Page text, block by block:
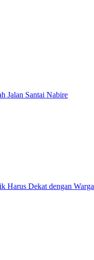
Jalan Santai Nabire
Harus Dekat dengan Warga